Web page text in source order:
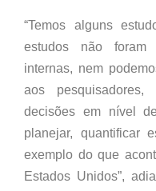
“Temos alguns
estudos não foram
internas, nem
aos
decisões em nível
planejar, quantificar
exemplo do que
Estados Unidos”,